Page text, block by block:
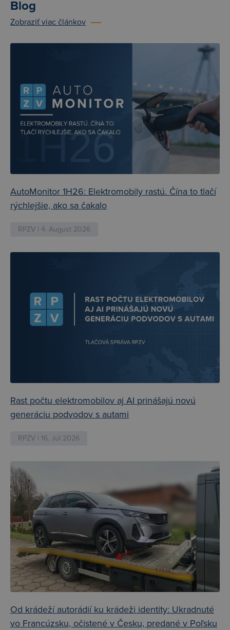
Blog
Zobraziť viac článkov
AutoMonitor 1H26: Elektromobily rastú. Čína to tlačí
rýchlejšie, ako sa čakalo
RPZV | 4. August 2026
Rast počtu elektromobilov aj AI prinášajú novú
generáciu podvodov s autami
RPZV | 16. Júl 2026
Od krádeží autorádií ku krádeži identity: Ukradnuté
vo Francúzsku, očistené v Česku, predané v Poľsku